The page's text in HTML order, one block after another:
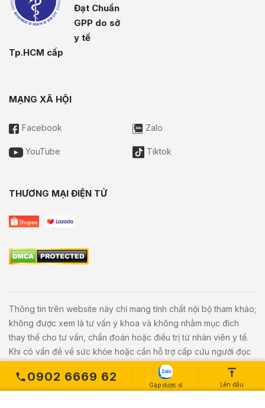
0902 6669 62
Gặp dược sĩ Lên đầu
Đạt Chuẩn
GPP do sở
y tế
Tp.HCM cấp
MẠNG XÃ HỘI
Facebook Zalo
YouTube Tiktok
THƯƠNG MẠI ĐIỆN TỬ
Thông tin trên website này chỉ mang tính chất nội bộ tham khảo;
không được xem là tư vấn y khoa và không nhằm mục đích
thay thế cho tư vấn, chẩn đoán hoặc điều trị từ nhân viên y tế.
Khi có vấn đề về sức khỏe hoặc cần hỗ trợ cấp cứu người đọc
cần liên hệ bác sĩ và cơ sở y tế gần nhất.
Copyright © 2020Vivita.vnAll Rights Reserved. Powered byL